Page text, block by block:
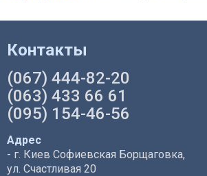
Контакты
(067) 444-82-20
(063) 433 66 61
(095) 154-46-56
Адрес
- г. Киев Софиевская Борщаговка,
ул. Счастливая 20